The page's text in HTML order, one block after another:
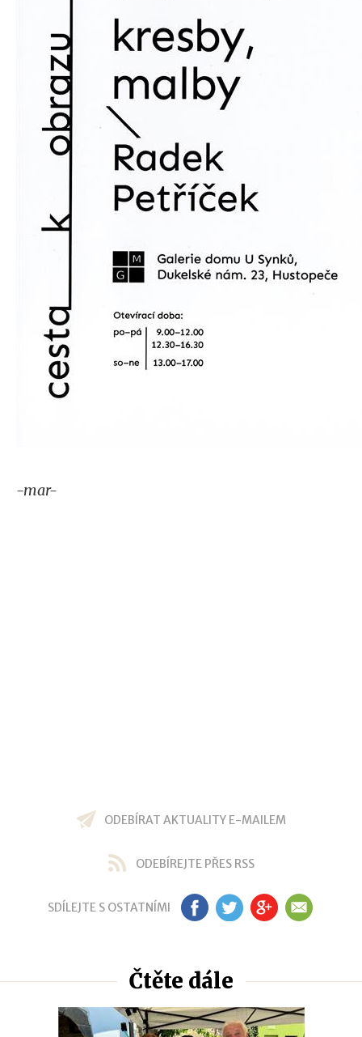
-mar-
ODEBÍRAT AKTUALITY E-MAILEM
ODEBÍREJTE PŘES RSS
SDÍLEJTE S OSTATNÍMI FB TW GP EM
Čtěte dále